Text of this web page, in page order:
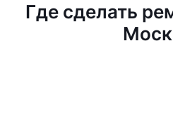
Где сделать